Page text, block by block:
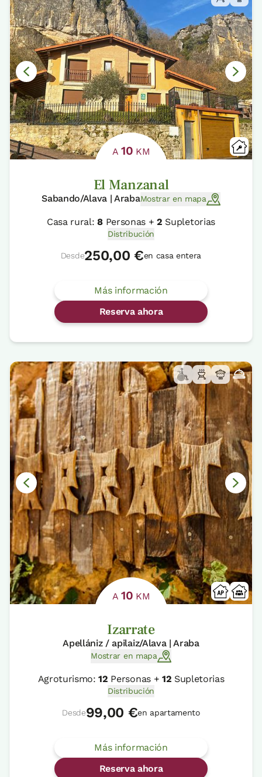
A 10 KM
El Manzanal
Sabando/Alava | ArabaMostrar en mapa
Casa rural:8Personas +2 Supletorias
Distribución
Desde250,00 €en casa entera
Más información
Reserva ahora
A 10 KM
Izarrate
Apellániz / apilaiz/Alava | Araba
Mostrar en mapa
Agroturismo:12 Personas + 12 Supletorias
Distribución
Desde99,00 €en apartamento
Más información
Reserva ahora